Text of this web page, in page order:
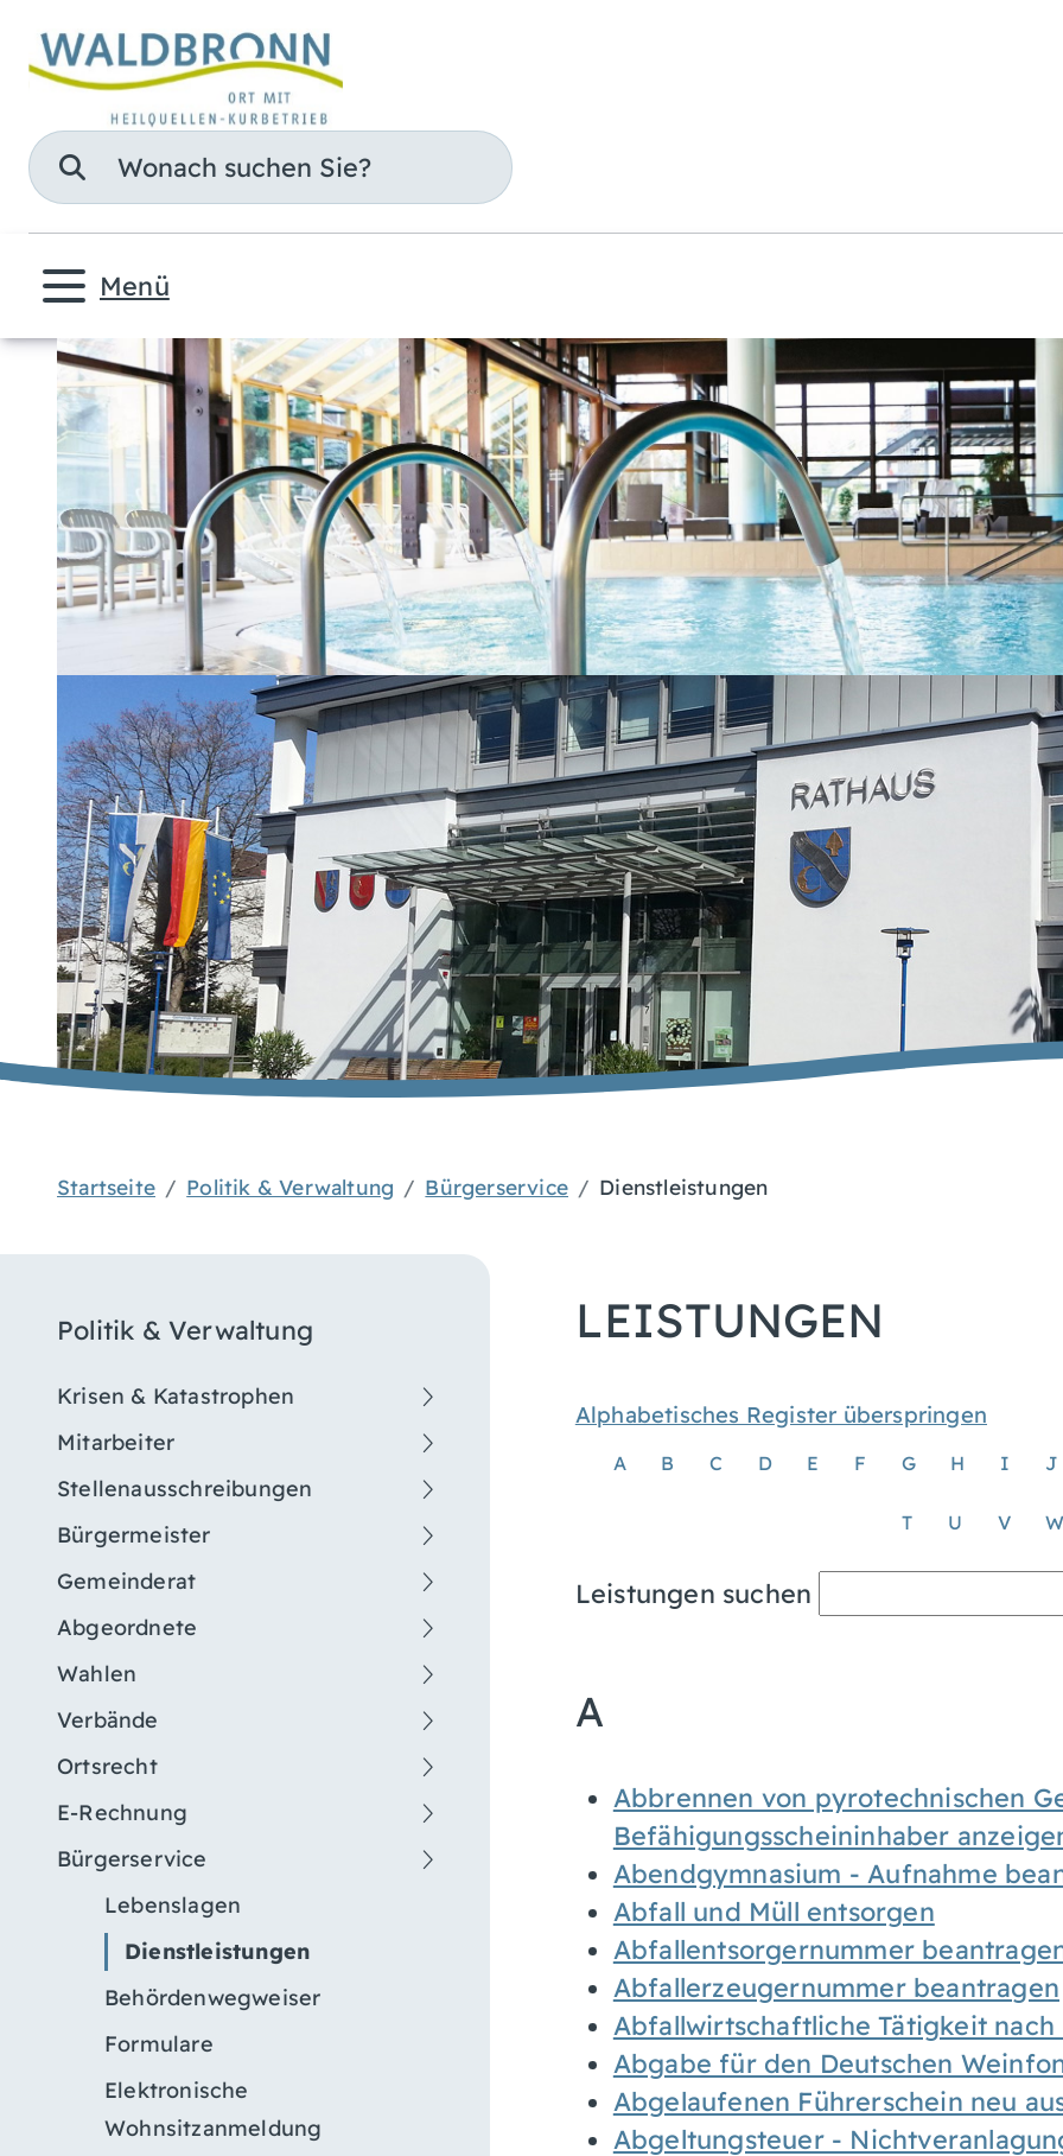
Suche
Menü
Startseite Politik & Verwaltung Bürgerservice Dienstleistungen
Politik & Verwaltung
Krisen & Katastrophen
Mitarbeiter
Stellenausschreibungen
Bürgermeister
Gemeinderat
Abgeordnete
Wahlen
Verbände
Ortsrecht
E-Rechnung
Bürgerservice
Lebenslagen
Dienstleistungen
Behördenwegweiser
Formulare
Elektronische
Wohnsitzanmeldung
LEISTUNGEN
Alphabetisches Register überspringen
A B C D E F G H I J
T U V W
Leistungen suchen
A
Abbrennen von pyrotechnischen
Befähigungsscheininhaber
Abendgymnasium - Aufnahme
Abfall und Müll entsorgen
Abfallentsorgernummer
Abfallerzeugernummer beantragen
Abfallwirtschaftliche Tätigkeit
Abgabe für den Deutschen
Abgelaufenen Führerschein neu
Abgeltungsteuer -